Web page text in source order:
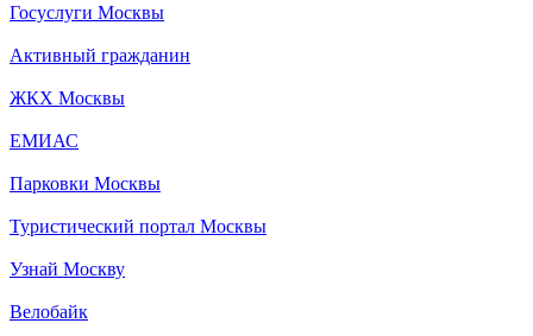
Госуслуги Москвы
Активный гражданин
ЖКХ Москвы
ЕМИАС
Парковки Москвы
Туристический портал Москвы
Узнай Москву
Велобайк